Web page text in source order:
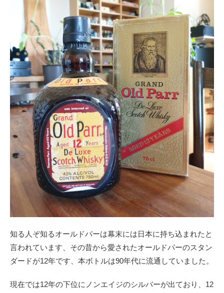
知る人ぞ知るオールドパーは幕末には日本に持ち込まれたと
言われています、その昔から愛されたオールドパーのスタン
ダードが12年です、本ボトルは90年代に流通していました。
現在では12年の下位にノンエイジのシルバーが出ており、12